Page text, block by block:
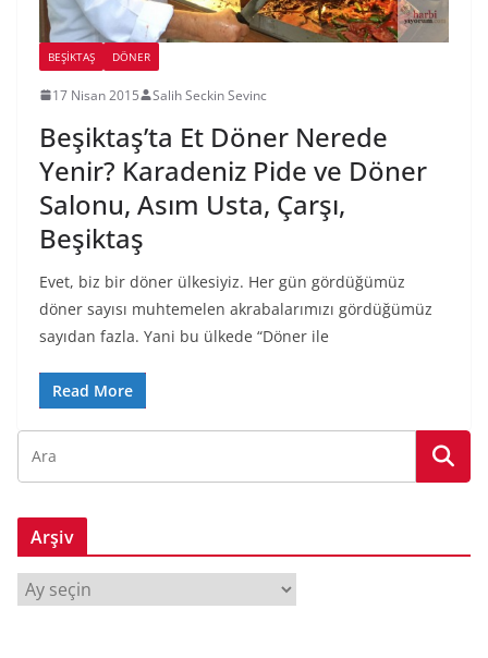
BEŞIKTAŞ DÖNER
17 Nisan 2015 Salih Seckin Sevinc
Beşiktaş’ta Et Döner Nerede
Yenir? Karadeniz Pide ve Döner
Salonu, Asım Usta, Çarşı,
Beşiktaş
Evet, biz bir döner ülkesiyiz. Her gün gördüğümüz
döner sayısı muhtemelen akrabalarımızı gördüğümüz
sayıdan fazla. Yani bu ülkede “Döner ile
Read More
Arşiv
r